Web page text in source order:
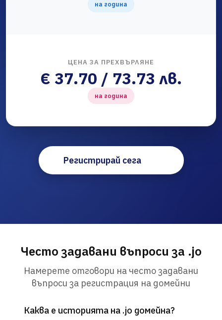
на година
ЦЕНА ЗА ПРЕХВЪРЛЯНЕ
€ 37.70 / 73.73 лв.
на година
Регистрирай сега
Често задавани въпроси за .jo
Намерете отговори на често задавани
въпроси за регистрация на домейни
Каква е историята на .jo домейна?